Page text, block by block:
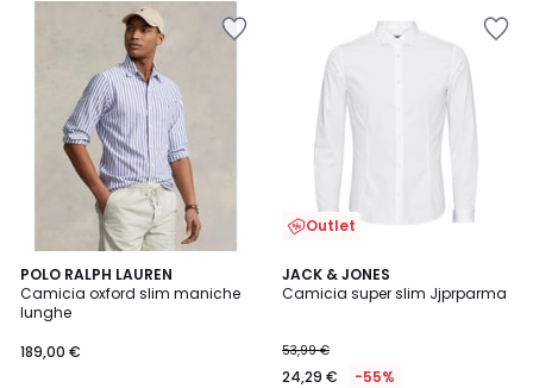
POLO RALPH LAUREN
Camicia oxford slim maniche
lunghe
189,00 €
Outlet
JACK & JONES
Camicia super slim Jjprparma
53,99 €
24,29 € -55%
4,6
/ 5